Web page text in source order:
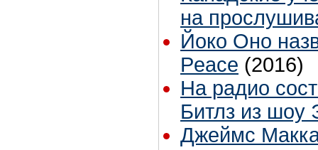
на
Йоко Оно
Peace (2016)
На радио
Битлз из шоу
Джеймс